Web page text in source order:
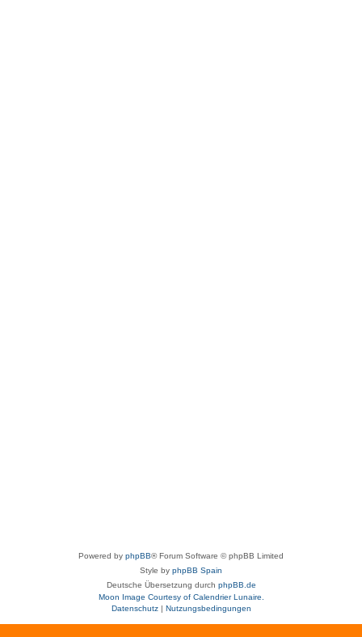
Powered by phpBB® Forum Software © phpBB Limited
Style by phpBB Spain
Deutsche Übersetzung durch phpBB.de
Moon Image Courtesy of Calendrier Lunaire.
Datenschutz| Nutzungsbedingungen